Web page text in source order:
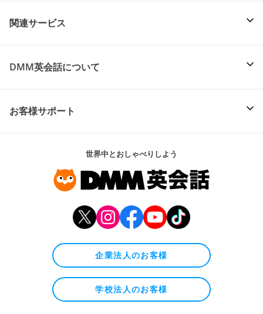
関連サービス
DMM英会話について
お客様サポート
世界中とおしゃべりしよう
企業法人のお客様
学校法人のお客様